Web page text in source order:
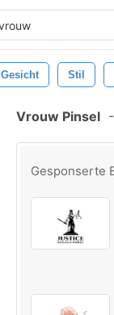
Gesicht Stil
Vrouw Pinsel -
Gesponserte